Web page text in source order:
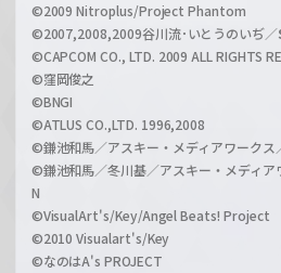
l
©2009 Nitroplus/Project Phantom
©2007,2008,2009谷川流･いとうのいぢ／
©CAPCOM CO., LTD. 2009 ALL RIGHTS
©窪岡俊之
©BNGI
©ATLUS CO.,LTD. 1996,2008
©鎌池和馬／アスキー・メディアワークス
©鎌池和馬／冬川基／アスキー・メディア
N
©VisualArt's/Key/Angel Beats! Project
©2010 Visualart's/Key
©なのはA's PROJECT